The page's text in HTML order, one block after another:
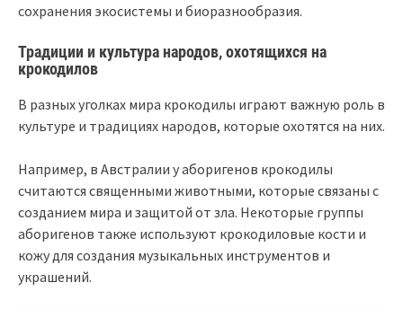
сохранения экосистемы и биоразнообразия.
Традиции и культура народов, охотящихся на
крокодилов
В разных уголках мира крокодилы играют важную роль в
культуре и традициях народов, которые охотятся на них.
Например, в Австралии у аборигенов крокодилы
считаются священными животными, которые связаны с
созданием мира и защитой от зла. Некоторые группы
аборигенов также используют крокодиловые кости и
кожу для создания музыкальных инструментов и
украшений.